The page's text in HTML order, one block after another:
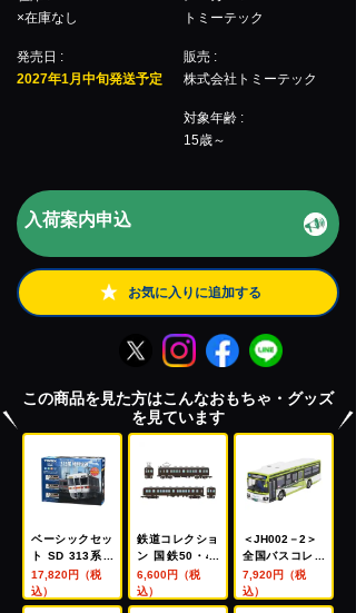
×在庫なし
発売日 :
2027年1月中旬発送予定
トミーテック
販売 :
株式会社トミーテック
対象年齢 :
15歳～
入荷案内申込
お気に入りに追加する
この商品を見た方はこんなおもちゃ・グッズ
を見ています
ベーシックセッ
ト SD 313系特
別快速
17,820円（税
込）
鉄道コレクショ
ン 国鉄50・40
系青梅線2両セ
ット
6,600円（税
込）
＜JH002－2＞
全国バスコレク
ション80 国際
興業
7,920円（税
込）